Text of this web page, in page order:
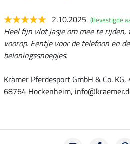
2.10.2025 (Bevestigde
Heel fijn vlot jasje om mee te rijden,
voorop. Eentje voor de telefoon en
beloningssnoepjes.
Krämer Pferdesport GmbH & Co.
68764 Hockenheim,